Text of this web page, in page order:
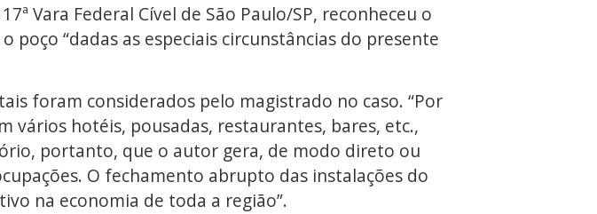
Vara Federal Cível de São Paulo/SP, reconheceu o
“dadas as especiais circunstâncias do presente
foram considerados pelo magistrado no caso. “Por
vários hotéis, pousadas, restaurantes, bares, etc.,
portanto, que o autor gera, de modo direto ou
O fechamento abrupto das instalações do
na economia de toda a região”.